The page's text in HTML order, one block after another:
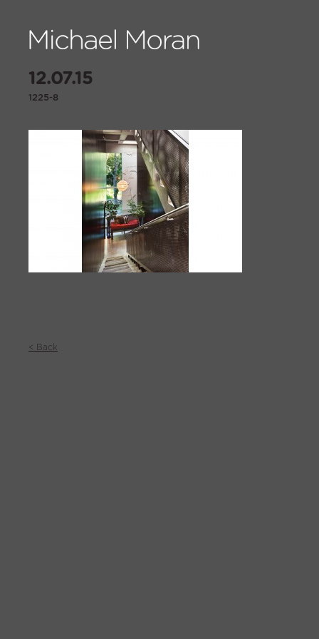
12.07.15
1225-8
< Back